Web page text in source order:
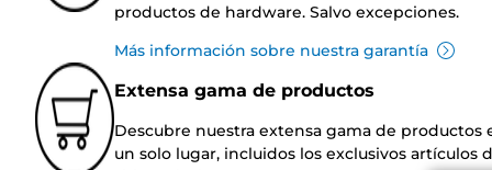
productos de hardware. Salvo excepciones.
Más información sobre nuestra garantía
Extensa gama de productos
Descubre nuestra extensa gama de productos
un solo lugar, incluidos los exclusivos artículos